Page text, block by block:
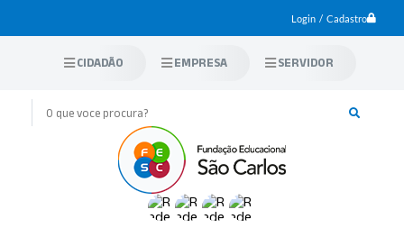
Login / Cadastro
CIDADÃO EMPRESA SERVIDOR